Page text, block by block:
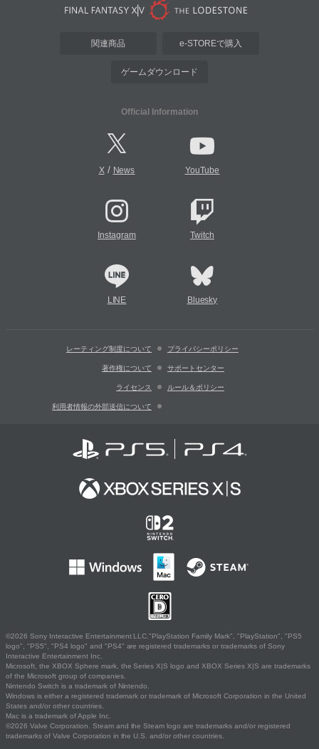
関連商品 e-STOREで購入
ゲームダウンロード
Official Information
X/ News YouTube
Instagram Twitch
LINE Bluesky
レーティング制度について プライバシーポリシー
著作権について サポートセンター
ライセンス ルール＆ポリシー
利用者情報の外部送信について
©2026 Sony Interactive Entertainment LLC."PlayStation Family Mark", "PlayStation", "PS5
logo", "PS5", "PS4 logo" and "PS4" are registered trademarks or trademarks of Sony
Interactive Entertainment Inc.
Microsoft, the XBOX Sphere mark, the Series X|S logo and XBOX Series X|S are trademarks
of the Microsoft group of companies.
Nintendo Switch is a trademark of Nintendo.
Windows is either a registered trademark or trademark of Microsoft Corporation in the United
States and/or other countries.
Mac is a trademark of Apple Inc.
©2026 Valve Corporation. Steam and the Steam logo are trademarks and/or registered
trademarks of Valve Corporation in the U.S. and/or other countries.